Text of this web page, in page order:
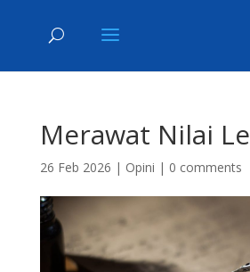
Merawat Nilai
26 Feb 2026 | Opini | 0 comments